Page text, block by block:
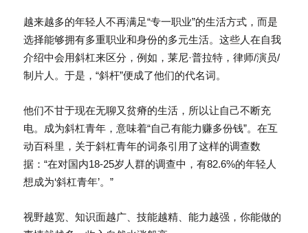
越来越多的年轻人不再满足“专一职业”的生活方式，而是
选择能够拥有多重职业和身份的多元生活。这些人在自我
介绍中会用斜杠来区分，例如，莱尼·普拉特，律师/演员/
制片人。于是，“斜杆”便成了他们的代名词。
他们不甘于现在无聊又贫瘠的生活，所以让自己不断充
电。成为斜杠青年，意味着“自己有能力赚多份钱”。在互
动百科里，关于斜杠青年的词条引用了这样的调查数
据：“在对国内18-25岁人群的调查中，有82.6%的年轻人
想成为‘斜杠青年’。”
视野越宽、知识面越广、技能越精、能力越强，你能做的